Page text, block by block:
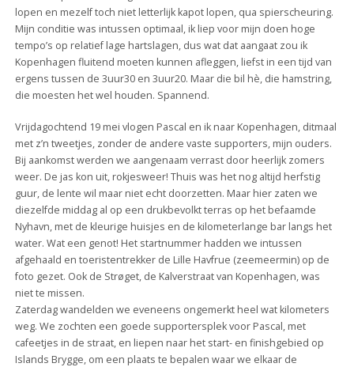
lopen en mezelf toch niet letterlijk kapot lopen, qua spierscheuring.
Mijn conditie was intussen optimaal, ik liep voor mijn doen hoge
tempo’s op relatief lage hartslagen, dus wat dat aangaat zou ik
Kopenhagen fluitend moeten kunnen afleggen, liefst in een tijd van
ergens tussen de 3uur30 en 3uur20. Maar die bil hè, die hamstring,
die moesten het wel houden. Spannend.
Vrijdagochtend 19 mei vlogen Pascal en ik naar Kopenhagen, ditmaal
met z’n tweetjes, zonder de andere vaste supporters, mijn ouders.
Bij aankomst werden we aangenaam verrast door heerlijk zomers
weer. De jas kon uit, rokjesweer! Thuis was het nog altijd herfstig
guur, de lente wil maar niet echt doorzetten. Maar hier zaten we
diezelfde middag al op een drukbevolkt terras op het befaamde
Nyhavn, met de kleurige huisjes en de kilometerlange bar langs het
water. Wat een genot! Het startnummer hadden we intussen
afgehaald en toeristentrekker de Lille Havfrue (zeemeermin) op de
foto gezet. Ook de Strøget, de Kalverstraat van Kopenhagen, was
niet te missen.
Zaterdag wandelden we eveneens ongemerkt heel wat kilometers
weg. We zochten een goede supportersplek voor Pascal, met
cafeetjes in de straat, en liepen naar het start- en finishgebied op
Islands Brygge, om een plaats te bepalen waar we elkaar de